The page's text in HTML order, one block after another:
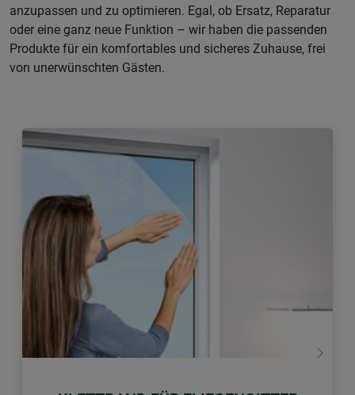
anzupassen und zu optimieren. Egal, ob Ersatz, Reparatur
oder eine ganz neue Funktion – wir haben die passenden
Produkte für ein komfortables und sicheres Zuhause, frei
von unerwünschten Gästen.
Zurück Weiter